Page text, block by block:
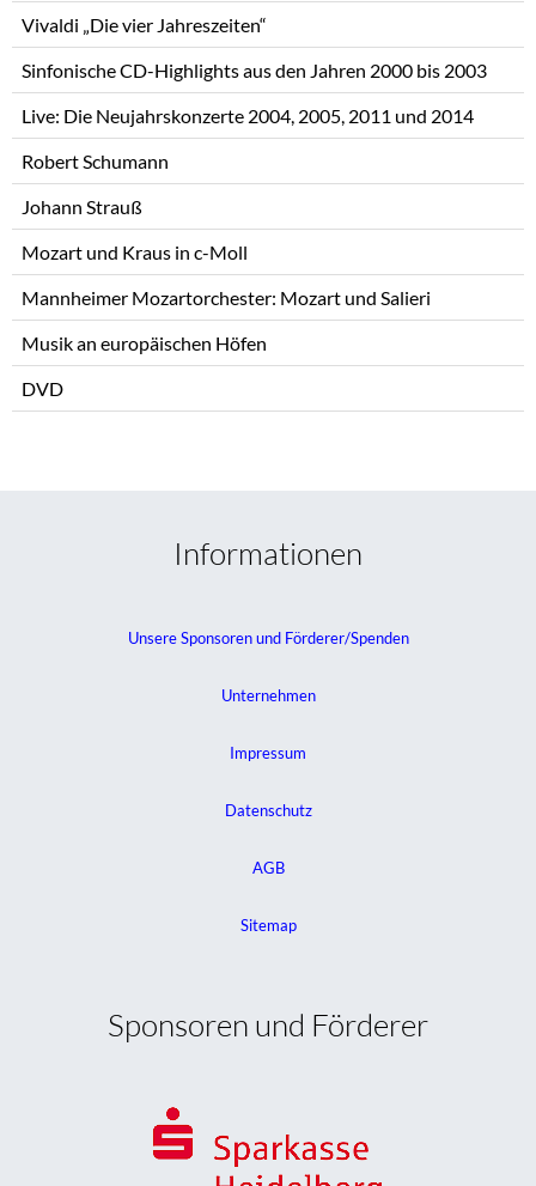
Vivaldi „Die vier Jahreszeiten“
Sinfonische CD-Highlights aus den Jahren 2000 bis 2003
Live: Die Neujahrskonzerte 2004, 2005, 2011 und 2014
Robert Schumann
Johann Strauß
Mozart und Kraus in c-Moll
Mannheimer Mozartorchester: Mozart und Salieri
Musik an europäischen Höfen
DVD
Informationen
Unsere Sponsoren und Förderer/Spenden
Unternehmen
Impressum
Datenschutz
AGB
Sitemap
Sponsoren und Förderer